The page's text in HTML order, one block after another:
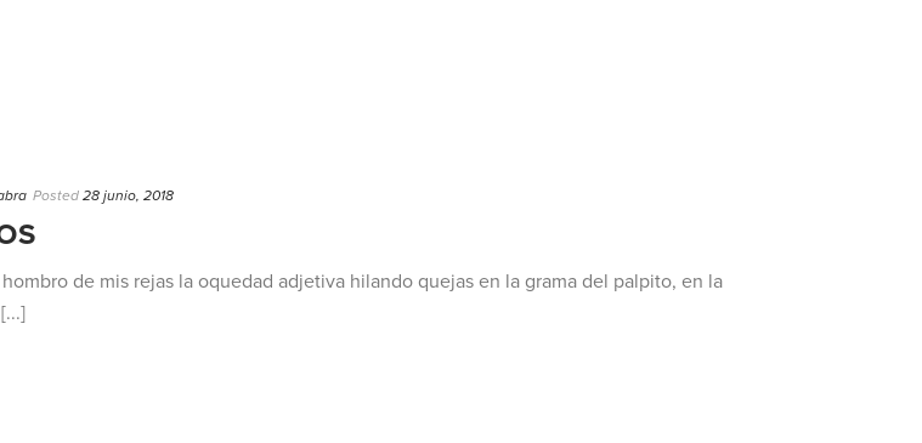
Posted 28 junio, 2018
de mis rejas la oquedad adjetiva hilando quejas en la grama del palpito, en la